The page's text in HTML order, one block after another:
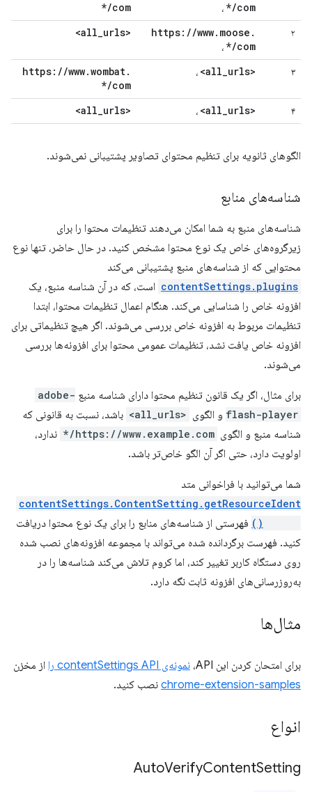
com
/
* ، com
/
*
۲ https: //www. moose .
com
/
* ،
<all
_urls>
۳ <all
_urls> ، https: //www.wombat.
com
/
*
۴ <all
_urls> ، <all
_urls>
الگوهای ثانویه برای تنظیم محتوای تصاویر پشتیبانی نمی‌شوند.
شناسه‌های منابع
شناسه‌های منبع به شما امکان می‌دهند تنظیمات محتوا را برای
زیرگروه‌های خاص یک نوع محتوا مشخص کنید. در حال حاضر، تنها نوع
محتوایی که از شناسه‌های منبع پشتیبانی می‌کند
contentSettings.plugins است، که در آن شناسه منبع، یک
افزونه خاص را شناسایی می‌کند. هنگام اعمال تنظیمات محتوا، ابتدا
تنظیمات مربوط به افزونه خاص بررسی می‌شوند. اگر هیچ تنظیماتی برای
افزونه خاص یافت نشد، تنظیمات عمومی محتوا برای افزونه‌ها بررسی
می‌شوند.
برای مثال، اگر یک قانون تنظیم محتوا دارای شناسه منبع adobe-
flash-player و الگوی <all_urls>
باشد، نسبت به قانونی که
شناسه منبع و الگوی https://www.example.com/*
ندارد،
اولویت دارد، حتی اگر آن الگو خاص‌تر باشد.
شما می‌توانید با فراخوانی متد
contentSettings.ContentSetting.getResourceIdent
فهرستی از شناسه‌های منابع را برای یک نوع محتوا دریافت
کنید. فهرست برگردانده شده می‌تواند با مجموعه افزونه‌های نصب شده
روی دستگاه کاربر تغییر کند، اما کروم تلاش می‌کند شناسه‌ها را در
به‌روزرسانی‌های افزونه ثابت نگه دارد.
مثال‌ها
برای امتحان کردن این API، نمونه‌ی contentSettings API را
از مخزن
chrome-extension-samples نصب کنید.
انواع
AutoVerifyContentSetting